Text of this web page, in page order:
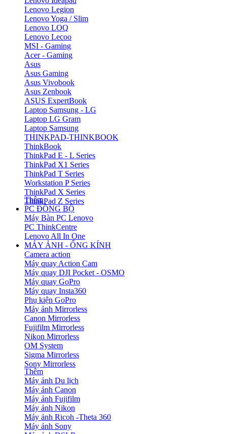
Lenovo Legion
Lenovo Yoga / Slim
Lenovo LOQ
Lenovo Lecoo
MSI - Gaming
Acer - Gaming
Asus
Asus Gaming
Asus Vivobook
Asus Zenbook
ASUS ExpertBook
Laptop Samsung - LG
Laptop LG Gram
Laptop Samsung
THINKPAD-THINKBOOK
ThinkBook
ThinkPad E - L Series
ThinkPad X1 Series
ThinkPad T Series
Workstation P Series
ThinkPad X Series
ThinkPad Z Series
Thêm
PC ĐỒNG BỘ
Máy Bàn PC Lenovo
PC ThinkCentre
Lenovo All In One
MÁY ẢNH - ỐNG KÍNH
Camera action
Máy quay Action Cam
Máy quay DJI Pocket - OSMO
Máy quay GoPro
Máy quay Insta360
Phụ kiện GoPro
Máy ảnh Mirrorless
Canon Mirrorless
Fujifilm Mirrorless
Nikon Mirrorless
OM System
Sigma Mirrorless
Sony Mirrorless
Thêm
Máy ảnh Du lịch
Máy ảnh Canon
Máy ảnh Fujifilm
Máy ảnh Nikon
Máy ảnh Ricoh -Theta 360
Máy ảnh Sony